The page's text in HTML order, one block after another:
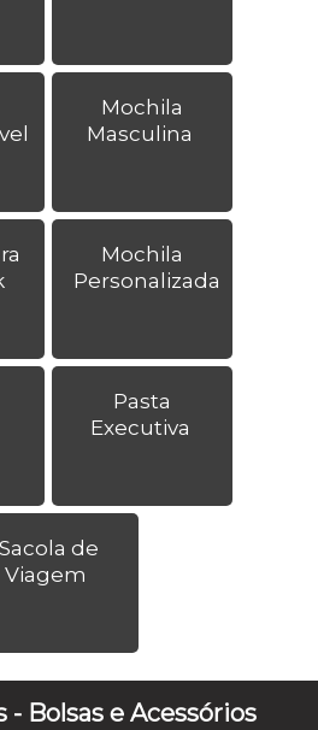
Mochila
Masculina
Mochila
Personalizada
Pasta
Executiva
Sacola de
Viagem
- Bolsas e Acessórios